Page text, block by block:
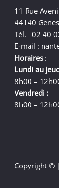
11 Rue
44140
Tél. : 02 40
E-mail :
Horaires :
Lundi au
8h00 –
Vendredi :
8h00 –
Copyright © |